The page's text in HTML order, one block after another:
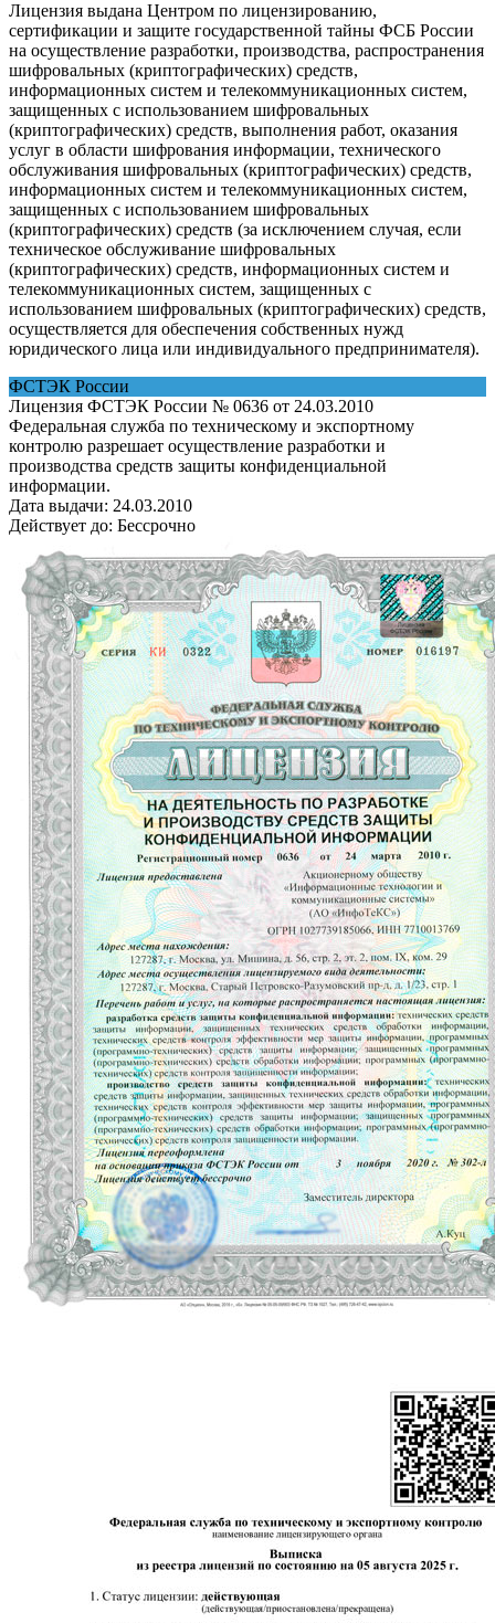
Лицензия выдана Центром по лицензированию,
сертификации и защите государственной тайны ФСБ России
на осуществление разработки, производства, распространения
шифровальных (криптографических) средств,
информационных систем и телекоммуникационных систем,
защищенных с использованием шифровальных
(криптографических) средств, выполнения работ, оказания
услуг в области шифрования информации, технического
обслуживания шифровальных (криптографических) средств,
информационных систем и телекоммуникационных систем,
защищенных с использованием шифровальных
(криптографических) средств (за исключением случая, если
техническое обслуживание шифровальных
(криптографических) средств, информационных систем и
телекоммуникационных систем, защищенных с
использованием шифровальных (криптографических) средств,
осуществляется для обеспечения собственных нужд
юридического лица или индивидуального предпринимателя).
ФСТЭК России
Лицензия ФСТЭК России № 0636 от 24.03.2010
Федеральная служба по техническому и экспортному
контролю разрешает осуществление разработки и
производства средств защиты конфиденциальной
информации.
Дата выдачи: 24.03.2010
Действует до: Бессрочно